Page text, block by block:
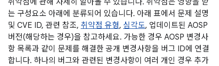
취약점에 관해 자세히 알아볼 수 있습니다. 취약점은 영향을 받
는 구성요소 아래에 분류되어 있습니다. 아래 표에서 문제 설명
및 CVE ID, 관련 참조, 취약점 유형, 심각도, 업데이트된 AOSP
버전(해당하는 경우)을 참고하세요. 가능한 경우 AOSP 변경사
항 목록과 같이 문제를 해결한 공개 변경사항을 버그 ID에 연결
합니다. 하나의 버그와 관련된 변경사항이 여러 개인 경우 추가